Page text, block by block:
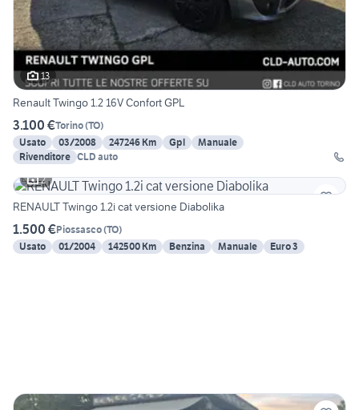
13
Renault Twingo 1.2 16V Confort GPL
3.100 €Torino(TO)
Usato
03/2008 247246 Km Gpl
Manuale
Rivenditore CLD auto
2
RENAULT Twingo 1.2i cat versione Diabolika
1.500 €Piossasco(TO)
Usato
01/2004 142500 Km Benzina Manuale Euro 3